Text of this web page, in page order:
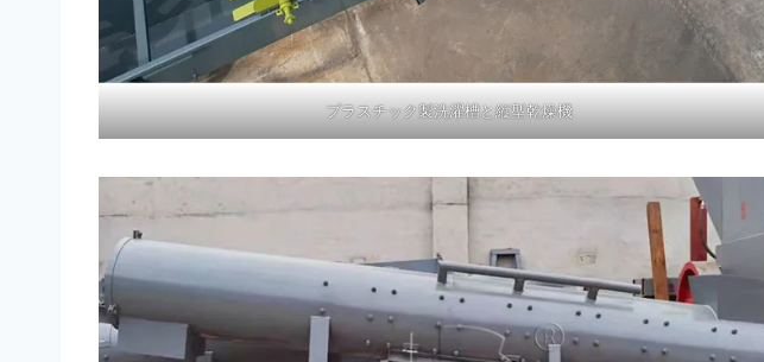
プラスチック製洗濯槽と縦型乾燥機